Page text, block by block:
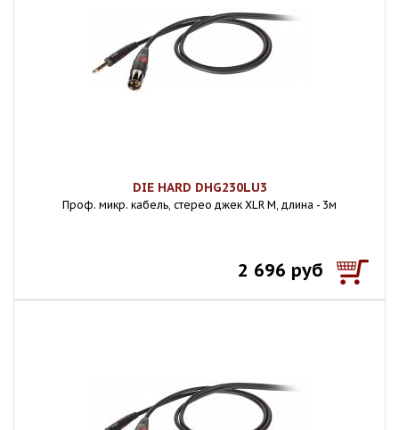
DIE HARD DHG230LU3
Проф. микр. кабель, стерео джек XLR M, длина - 3м
2 696 руб